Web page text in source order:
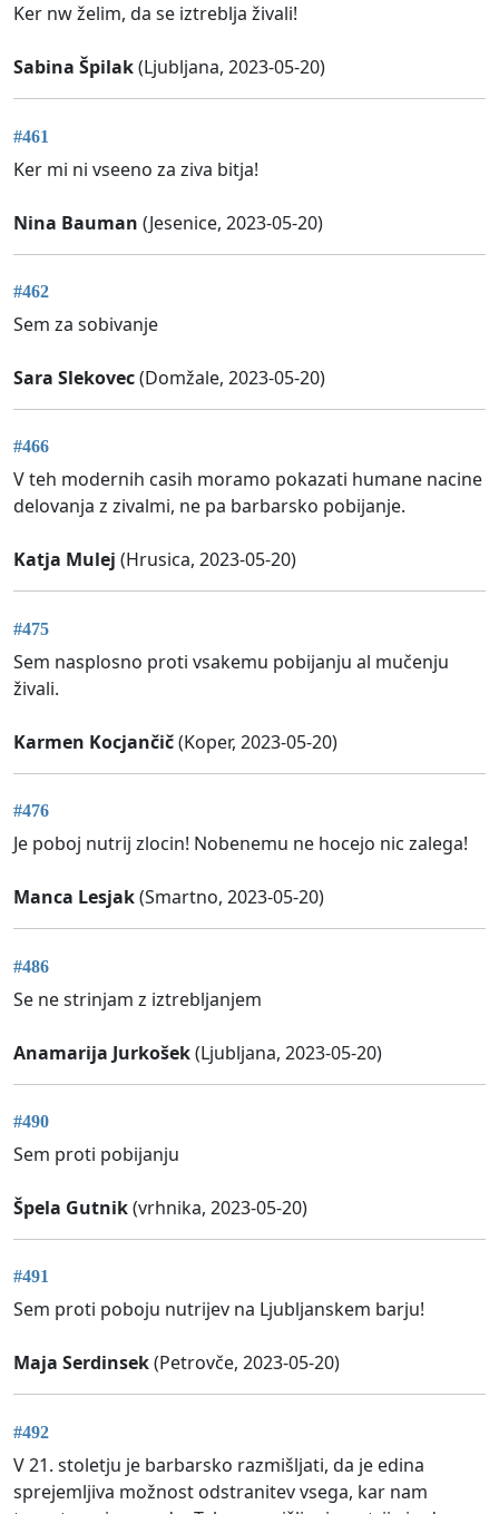
Ker nw želim, da se iztreblja živali!
Sabina Špilak(Ljubljana, 2023-05-20)
#461
Ker mi ni vseeno za ziva bitja!
Nina Bauman (Jesenice, 2023-05-20)
#462
Sem za sobivanje
Sara Slekovec(Domžale, 2023-05-20)
#466
V teh modernih casih moramo pokazati humane nacine
delovanja z zivalmi, ne pa barbarsko pobijanje.
Katja Mulej (Hrusica, 2023-05-20)
#475
Sem nasplosno proti vsakemu pobijanju al mučenju
živali.
Karmen Kocjančič(Koper, 2023-05-20)
#476
Je poboj nutrij zlocin! Nobenemu ne hocejo nic zalega!
Manca Lesjak(Smartno, 2023-05-20)
#486
Se ne strinjam z iztrebljanjem
Anamarija Jurkošek(Ljubljana, 2023-05-20)
#490
Sem proti pobijanju
Špela Gutnik(vrhnika, 2023-05-20)
#491
Sem proti poboju nutrijev na Ljubljanskem barju!
Maja Serdinsek(Petrovče, 2023-05-20)
#492
V 21. stoletju je barbarsko razmišljati, da je edina
sprejemljiva možnost odstranitev vsega, kar nam